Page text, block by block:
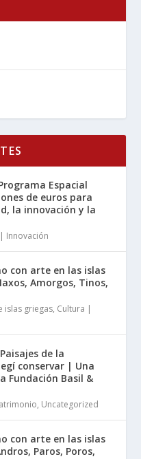
Espacial
de euros para
la innovación y la
Innovación
con arte en las islas
Amorgos, Tinos,
islas griegas, Cultura |
de la
conservar | Una
Fundación Basil &
, Uncategorized
con arte en las islas
Paros, Poros,